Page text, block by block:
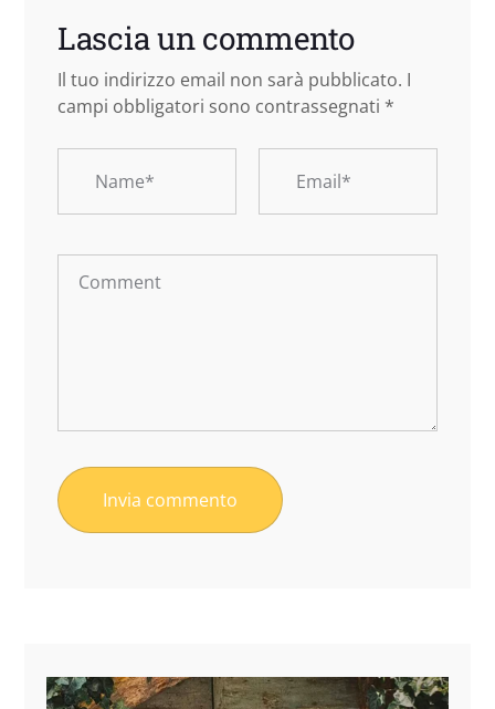
Lascia un commento
Il tuo indirizzo email non sarà pubblicato. I
campi obbligatori sono contrassegnati *